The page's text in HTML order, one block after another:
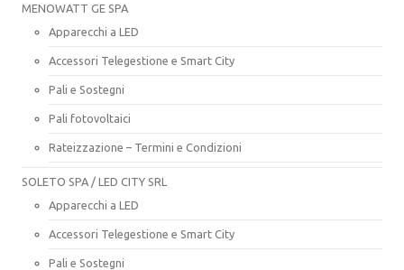
MENOWATT GE SPA
Apparecchi a LED
Accessori Telegestione e Smart City
Pali e Sostegni
Pali fotovoltaici
Rateizzazione – Termini e Condizioni
SOLETO SPA / LED CITY SRL
Apparecchi a LED
Accessori Telegestione e Smart City
Pali e Sostegni